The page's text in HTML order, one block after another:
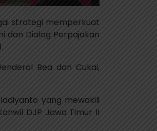
strategi memperkuat
dan Dialog Perpajakan
Bea dan Cukai,
yang mewakili
DJP Jawa Timur II